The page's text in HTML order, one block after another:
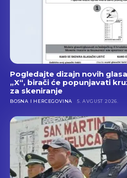
Pogledajte dizajn novih
„X“, birači će popunjavati
za skeniranje
BOSNA I HERCEGOVINA 5. AVGUST 2026.